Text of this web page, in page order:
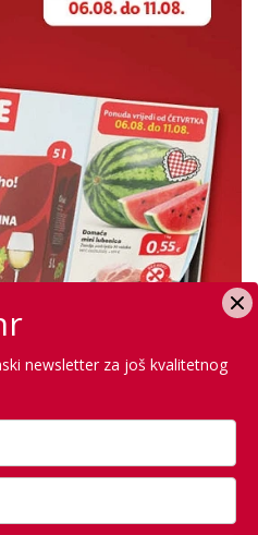
newsletter za još kvalitetnog